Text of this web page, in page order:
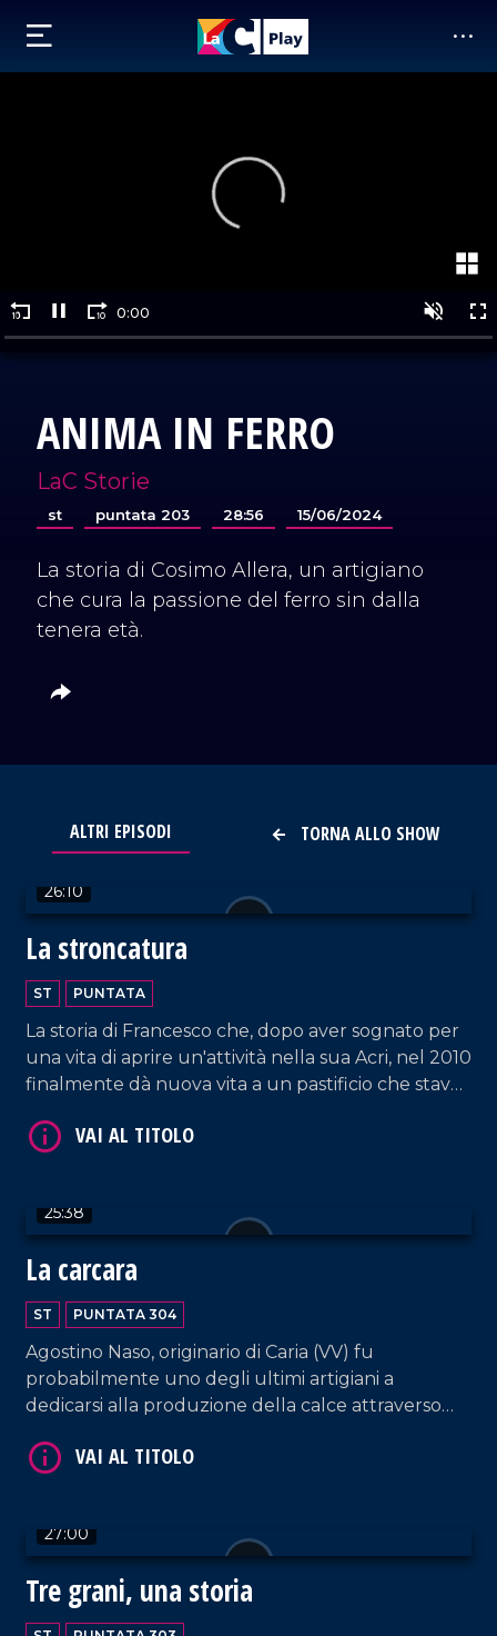
ANIMA IN FERRO
LaC Storie
st puntata 203 28:56 15/06/2024
La storia di Cosimo Allera, un artigiano
che cura la passione del ferro sin dalla
tenera età.
TORNA ALLO SHOW
ALTRI EPISODI
26:10
La stroncatura
ST PUNTATA
La storia di Francesco che, dopo aver sognato per
una vita di aprire un'attività nella sua Acri, nel 2010
finalmente dà nuova vita a un pastificio che stava
ricerca, qualità e offerta di prodotti autentici
25:38
La carcara
ST PUNTATA 304
Agostino Naso, originario di Caria (VV) fu
probabilmente uno degli ultimi artigiani a
dedicarsi alla produzione della calce attraverso
un frammento di un passato fatto di saperi, fatica
all'identità del territorio.
27:00
Tre grani, una storia
VAI AL TITOLO
VAI AL TITOLO